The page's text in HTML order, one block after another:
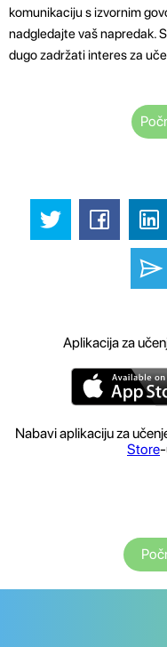
komunikaciju s izvornim
nadgledajte vaš napredak.
dugo zadržati interes za
Aplikacija za
Nabavi aplikaciju za
Store-